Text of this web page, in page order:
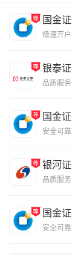
国金
极速开
银泰
品质服
国金
安全可
银河
品质服
国金
安全可